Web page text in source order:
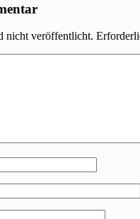
nicht veröffentlicht.